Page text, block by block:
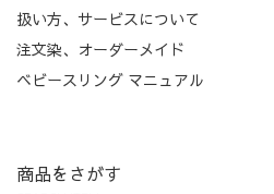
扱い方、サービスについて
注文染、オーダーメイド
ベビースリング マニュアル
商品をさがす